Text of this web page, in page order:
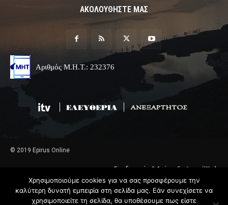
ΑΚΟΛΟΥΘΗΣΤΕ ΜΑΣ
Αριθμός Μ.Η.Τ.: 232376
© 2019 Epirus Online
Σχεδιασμός & Ανάπτυξη AngelWeb
Χρησιμοποιούμε cookies για να σας προσφέρουμε την
καλύτερη δυνατή εμπειρία στη σελίδα μας. Εάν συνεχίσετε να
χρησιμοποιείτε τη σελίδα, θα υποθέσουμε πως είστε